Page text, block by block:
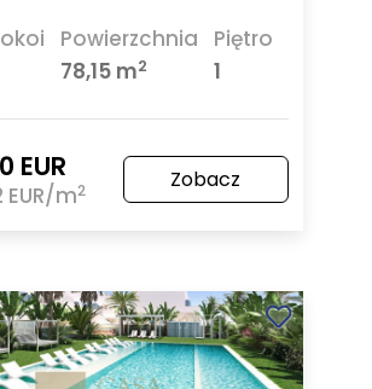
Powierzchnia
78,15 m2
Piętro
1
EUR
EUR/m2 Zobacz